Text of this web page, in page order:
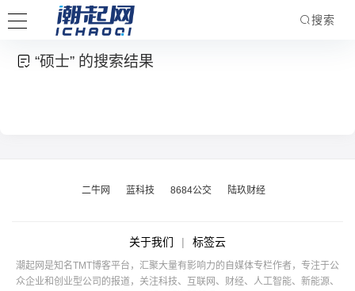
搜索
“硕士” 的搜索结果
二牛网 蓝科技 8684公交 陆玖财经
关于我们 | 标签云
潮起网是知名TMT博客平台，汇聚大量有影响力的自媒体专栏作者，专注于公
众企业和创业型公司的报道，关注科技、互联网、财经、人工智能、新能源、